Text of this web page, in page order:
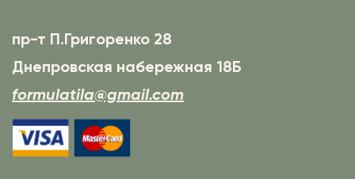
пр-т П.Григоренко 28
Днепровская набережная 18Б
formulatila@gmail.com